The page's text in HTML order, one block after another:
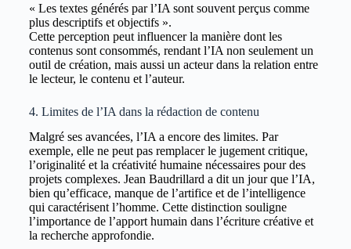
« Les textes générés par l’IA sont souvent perçus comme
plus descriptifs et objectifs ».
Cette perception peut influencer la manière dont les
contenus sont consommés, rendant l’IA non seulement un
outil de création, mais aussi un acteur dans la relation entre
le lecteur, le contenu et l’auteur.
4. Limites de l’IA dans la rédaction de contenu
Malgré ses avancées, l’IA a encore des limites. Par
exemple, elle ne peut pas remplacer le jugement critique,
l’originalité et la créativité humaine nécessaires pour des
projets complexes. Jean Baudrillard a dit un jour que l’IA,
bien qu’efficace, manque de l’artifice et de l’intelligence
qui caractérisent l’homme. Cette distinction souligne
l’importance de l’apport humain dans l’écriture créative et
la recherche approfondie.